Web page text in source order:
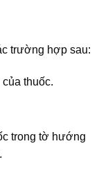
trường hợp sau:
thuốc.
trong tờ hướng